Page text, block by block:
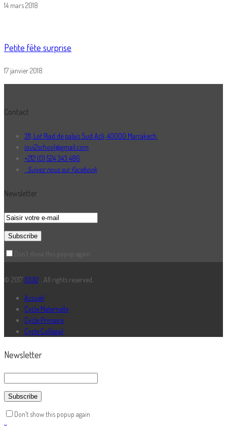
14 mars 2018
Petite fête surprise
17 janvier 2018
Contact
311, Lot Riad de palais Sud Azli, 40000 Marrakech.
ioui2school@gmail.com
+212 (0) 524 343 486
Suivez nous sur Facebook
Newsletter
Don’t show this popup again
© 2017 IOUI2 . . All rights reserved.
Accueil
Cycle Maternelle
Cycle Primaire
Cycle Collégial
Newsletter
Don’t show this popup again